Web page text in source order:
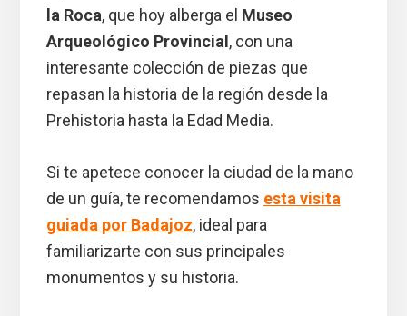
la Roca, que hoy alberga el Museo
Arqueológico Provincial, con una
interesante colección de piezas que
repasan la historia de la región desde la
Prehistoria hasta la Edad Media.
Si te apetece conocer la ciudad de la mano
de un guía, te recomendamos esta visita
guiada por Badajoz, ideal para
familiarizarte con sus principales
monumentos y su historia.